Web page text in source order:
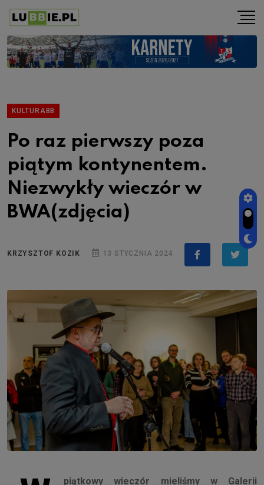
KULTURABB
Po raz pierwszy poza
piątym kontynentem.
Niezwykły wieczór w
BWA(zdjęcia)
KRZYSZTOF KOZIK 13 STYCZNIA 2024
piątkowy wieczór mieliśmy w Galerii